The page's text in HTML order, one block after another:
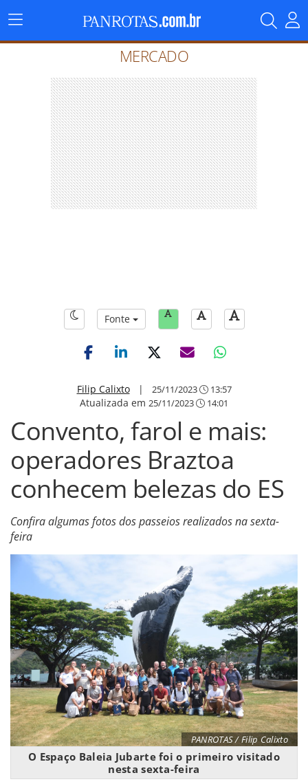
Menu
Principal
MERCADO
Fonte
Filip Calixto| 25/11/2023 13:57
Atualizada em 25/11/2023 14:01
Convento, farol e mais:
operadores Braztoa
conhecem belezas do ES
Confira algumas fotos dos passeios realizados na sexta-
feira
PANROTAS / Filip Calixto
O Espaço Baleia Jubarte foi o primeiro visitado
nesta sexta-feira